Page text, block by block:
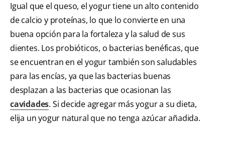
Igual que el queso, el yogur tiene un alto contenido
de calcio y proteínas, lo que lo convierte en una
buena opción para la fortaleza y la salud de sus
dientes. Los probióticos, o bacterias benéficas, que
se encuentran en el yogur también son saludables
para las encías, ya que las bacterias buenas
desplazan a las bacterias que ocasionan las
cavidades. Si decide agregar más yogur a su dieta,
elija un yogur natural que no tenga azúcar añadida.